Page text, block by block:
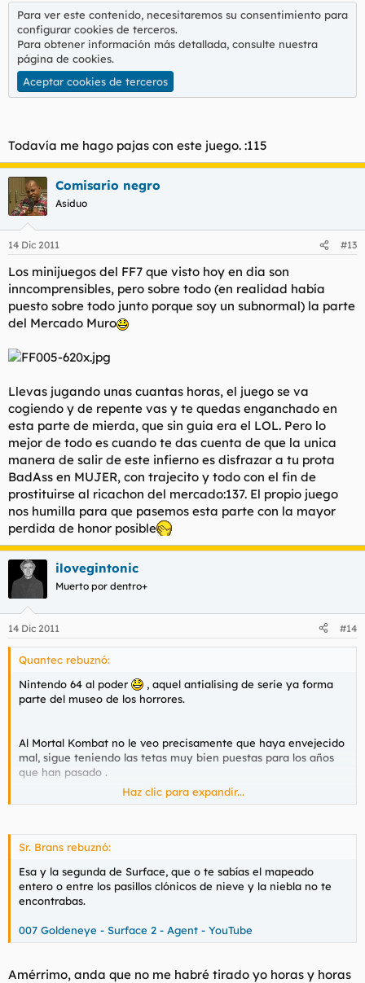
Para ver este contenido, necesitaremos su consentimiento para
configurar cookies de terceros.
Para obtener información más detallada, consulte nuestra
página de cookies.
Aceptar cookies de terceros
Todavía me hago pajas con este juego. :115
Comisario negro
Asiduo
14 Dic 2011 #13
Los minijuegos del FF7 que visto hoy en dia son
inncomprensibles, pero sobre todo (en realidad había
puesto sobre todo junto porque soy un subnormal) la parte
del Mercado Muro
Llevas jugando unas cuantas horas, el juego se va
cogiendo y de repente vas y te quedas enganchado en
esta parte de mierda, que sin guia era el LOL. Pero lo
mejor de todo es cuando te das cuenta de que la unica
manera de salir de este infierno es disfrazar a tu prota
BadAss en MUJER, con trajecito y todo con el fin de
prostituirse al ricachon del mercado:137. El propio juego
nos humilla para que pasemos esta parte con la mayor
perdida de honor posible
ilovegintonic
Muerto por dentro+
14 Dic 2011 #14
Quantec rebuznó:
Nintendo 64 al poder
, aquel antialising de serie ya forma
parte del museo de los horrores.
Al Mortal Kombat no le veo precisamente que haya envejecido
mal, sigue teniendo las tetas muy bien puestas para los años
que han pasado .
en su momento pero tetas por las rodillas a dia de hoy.
007 Goldeneye - Statue Park - Agent - YouTube
Haz clic para expandir...
Sr. Brans rebuznó:
Esa y la segunda de Surface, que o te sabías el mapeado
entero o entre los pasillos clónicos de nieve y la niebla no te
encontrabas.
007 Goldeneye - Surface 2 - Agent - YouTube
Amérrimo, anda que no me habré tirado yo horas y horas